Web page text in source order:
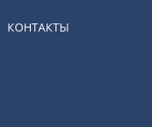
КОНТАКТЫ